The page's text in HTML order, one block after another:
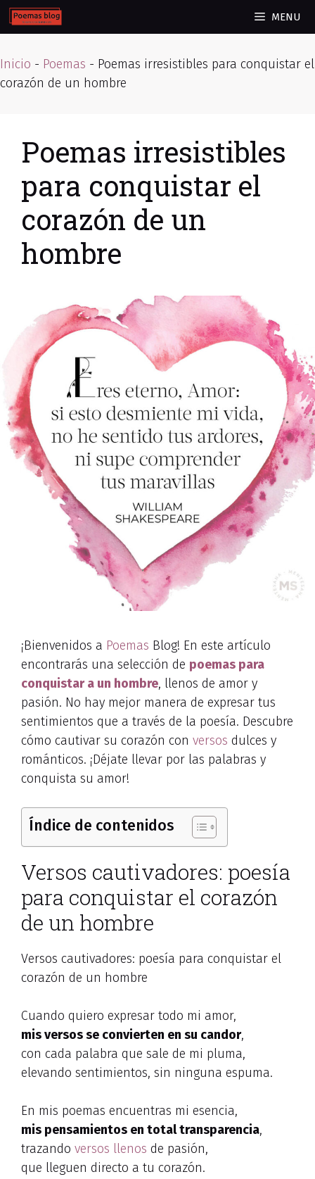
Skip
to
MENU
Inicio - Poemas - Poemas irresistibles para conquistar el
corazón de un hombre
Poemas irresistibles
para conquistar el
corazón de un
hombre
¡Bienvenidos a Poemas Blog! En este artículo
encontrarás una selección de poemas para
conquistar a un hombre, llenos de amor y
pasión. No hay mejor manera de expresar tus
sentimientos que a través de la poesía. Descubre
cómo cautivar su corazón con versos dulces y
románticos. ¡Déjate llevar por las palabras y
conquista su amor!
Índice de contenidos
Versos cautivadores: poesía
para conquistar el corazón
de un hombre
Versos cautivadores: poesía para conquistar el
corazón de un hombre
Cuando quiero expresar todo mi amor,
mis versos se convierten en su candor,
con cada palabra que sale de mi pluma,
elevando sentimientos, sin ninguna espuma.
En mis poemas encuentras mi esencia,
mis pensamientos en total transparencia,
trazando versos llenos de pasión,
que lleguen directo a tu corazón.